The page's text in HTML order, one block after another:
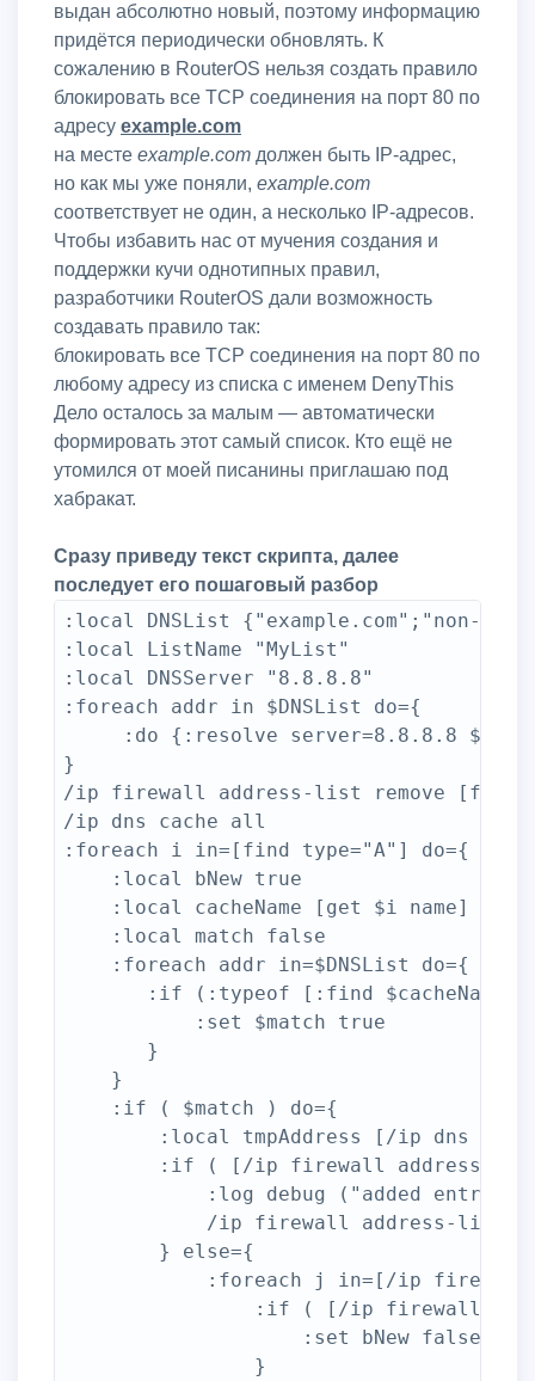
выдан абсолютно новый, поэтому информацию
придётся периодически обновлять. К
сожалению в RouterOS нельзя создать правило
блокировать все TCP соединения на порт 80 по
адресу example.com
на месте example.com должен быть IP-адрес,
но как мы уже поняли, example.com
соответствует не один, а несколько IP-адресов.
Чтобы избавить нас от мучения создания и
поддержки кучи однотипных правил,
разработчики RouterOS дали возможность
создавать правило так:
блокировать все TCP соединения на порт 80 по
любому адресу из списка с именем DenyThis
Дело осталось за малым — автоматически
формировать этот самый список. Кто ещё не
утомился от моей писанины приглашаю под
хабракат.
Сразу приведу текст скрипта, далее
последует его пошаговый разбор
:local DNSList {"example.com";"non-
:local ListName "MyList"
:local DNSServer "8.8.8.8"
:foreach addr in $DNSList do={
:do {:resolve server=8.8.8.8
}
/ip firewall address-list remove [find
/ip dns cache all
:foreach i in=[find type="A"] do={
    :local bNew true
    :local cacheName [get $i name]
    :local match false
    :foreach addr in=$DNSList do={
:if (:typeof [:find $cacheName
           :set $match true
       }
    }
    :if ( $match ) do={
:local tmpAddress [/ip dns
:if ( [/ip firewall address-
:log debug ("added entry:
/ip firewall address-list
        } else={
:foreach j in=[/ip
:if ( [/ip firewall
                    :set bNew false
                }